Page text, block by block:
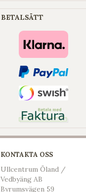
BETALSÄTT
KONTAKTA OSS
Ullcentrum Öland /
Vedbyäng AB
Byrumsvägen 59